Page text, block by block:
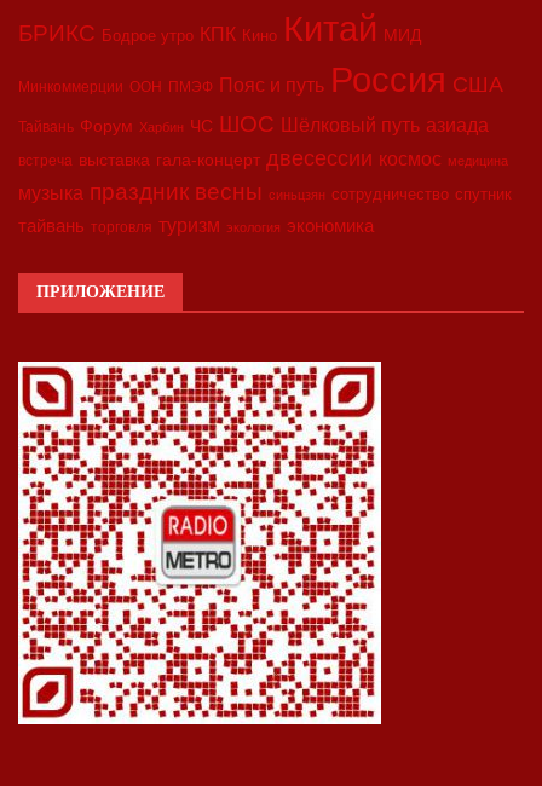
БРИКС Бодрое утро КПК Кино Китай МИД
Минкоммерции ООН ПМЭФ Пояс и путь Россия США
Тайвань Форум Харбин ЧС ШОС Шёлковый путь азиада
встреча выставка гала-концерт двесессии космос медицина
музыка праздник весны синьцзян сотрудничество спутник
тайвань торговля туризм экология экономика
ПРИЛОЖЕНИЕ